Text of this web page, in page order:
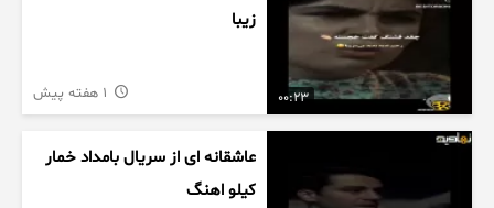
00:23
زیبا
عاشقانه ای از سریال بامداد خمار
کیلو اهنگ